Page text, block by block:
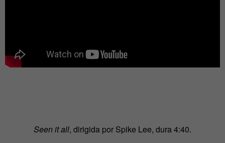
Seen it all, dirigida por Spike Lee, dura 4:40.